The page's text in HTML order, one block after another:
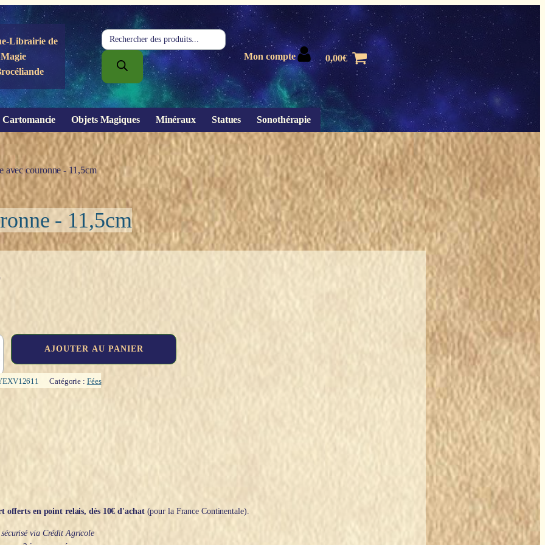
Librairie de
Magie
Recherche
de
produits
Mon compte 0,00€
Cartomancie Objets Magiques Minéraux Statues Sonothérapie
avec couronne - 11,5cm
- 11,5cm
AJOUTER AU PANIER
Catégorie : Fées
offerts en point relais, dès 10€ d'achat(pour la France Continentale).
via Crédit Agricole